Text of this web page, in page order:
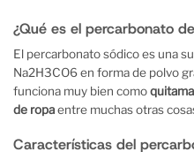
¿Qué es el percarbonato
El percarbonato sódico es una
Na2H3CO6 en forma de polvo
funciona muy bien como
de ropaentre muchas otras
Características del